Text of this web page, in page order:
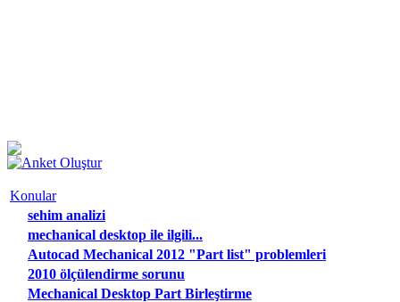
Konular
sehim analizi
mechanical desktop ile ilgili...
Autocad Mechanical 2012 "Part list" problemleri
2010 ölçülendirme sorunu
Mechanical Desktop Part Birleştirme